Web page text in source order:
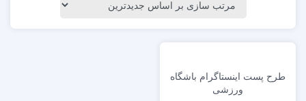
طرح پست اینستاگرام باشگاه
ورزشی